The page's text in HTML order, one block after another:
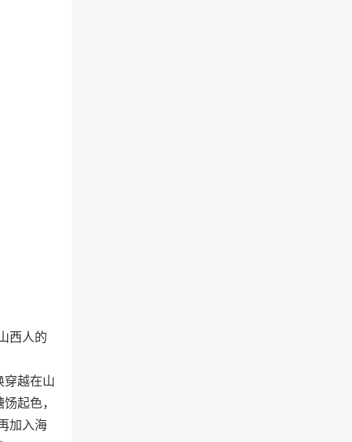
西人的
穿越在山
起色，
加入海